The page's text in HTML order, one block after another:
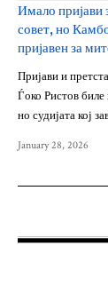
Имало пријави
совет, но
пријавен за
Пријави и
Ѓоко Ристов
но судијата кој
January 28, 2026